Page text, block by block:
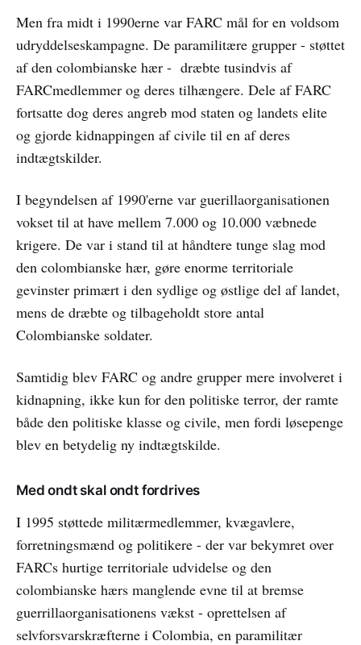
Men fra midt i 1990erne var FARC mål for en voldsom
udryddelseskampagne. De paramilitære grupper - støttet
af den colombianske hær - dræbte tusindvis af
FARCmedlemmer og deres tilhængere. Dele af FARC
fortsatte dog deres angreb mod staten og landets elite
og gjorde kidnappingen af civile til en af deres
indtægtskilder.
I begyndelsen af 1990'erne var guerillaorganisationen
vokset til at have mellem 7.000 og 10.000 væbnede
krigere. De var i stand til at håndtere tunge slag mod
den colombianske hær, gøre enorme territoriale
gevinster primært i den sydlige og østlige del af landet,
mens de dræbte og tilbageholdt store antal
Colombianske soldater.
Samtidig blev FARC og andre grupper mere involveret i
kidnapning, ikke kun for den politiske terror, der ramte
både den politiske klasse og civile, men fordi løsepenge
blev en betydelig ny indtægtskilde.
Med ondt skal ondt fordrives
I 1995 støttede militærmedlemmer, kvægavlere,
forretningsmænd og politikere - der var bekymret over
FARCs hurtige territoriale udvidelse og den
colombianske hærs manglende evne til at bremse
guerrillaorganisationens vækst - oprettelsen af
selvforsvarskræfterne i Colombia, en paramilitær